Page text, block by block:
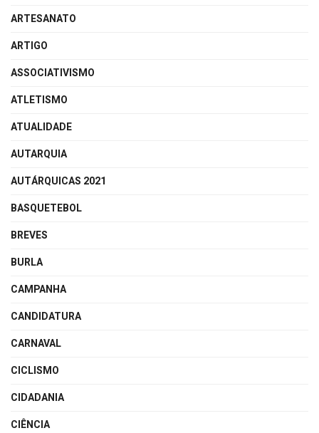
ARTESANATO
ARTIGO
ASSOCIATIVISMO
ATLETISMO
ATUALIDADE
AUTARQUIA
AUTÁRQUICAS 2021
BASQUETEBOL
BREVES
BURLA
CAMPANHA
CANDIDATURA
CARNAVAL
CICLISMO
CIDADANIA
CIÊNCIA